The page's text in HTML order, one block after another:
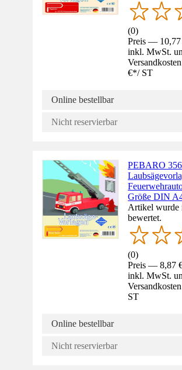
(0)
Preis —
inkl. MwSt.
€*/ ST
Online bestellbar
Nicht reservierbar
PEBARO
Größe DIN
Artikel wurde
bewertet.
(0)
Preis — 8,87
inkl. MwSt.
ST
Online bestellbar
Nicht reservierbar